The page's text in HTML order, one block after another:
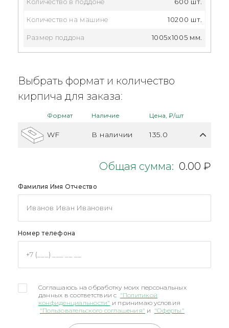
Количество на машине 10200 шт.
Размер поддона 1005х1005 мм.
Выбрать формат и количество
кирпича для заказа:
Формат Наличие Цена, ₽/шт
WF В наличии 135.0
Общая сумма: 0.00 ₽
Фамилия Имя Отчество
Номер телефона
Соглашаюсь на обработку моих персональных
данных в соответствии с "Политикой
конфиденциальности" и принимаю условия
"Пользовательского соглашения" и "Оферты"